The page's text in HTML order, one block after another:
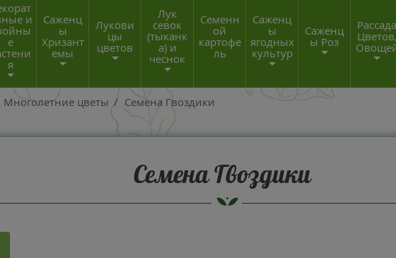
и
е
я
Саженц
ы
Хризант
емы
Лукови
цы
цветов
Лук
севок
(тыканк
а) и
чеснок
Семенн
ой
картофе
ль
Саженц
ы
ягодных
культур
Саженц
ы Роз
Рассада
Цветов,
Многолетние цветы / Семена Гвоздики
Семена Гвоздики